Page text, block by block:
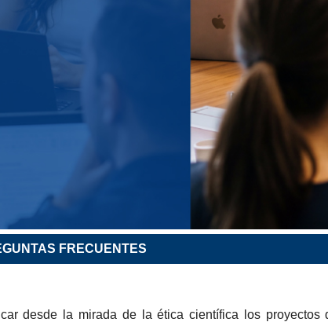
FRECUENTES
desde la mirada de la ética científica los proyectos